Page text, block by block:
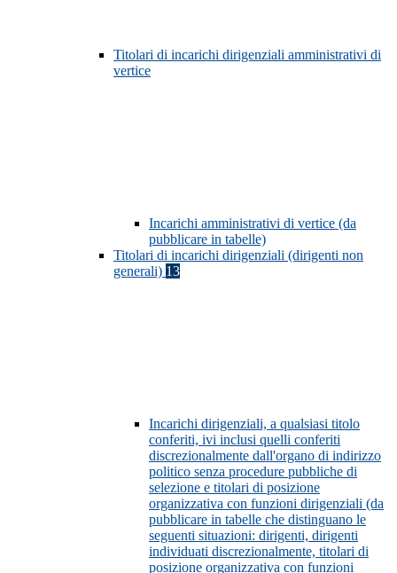
Titolari di incarichi dirigenziali amministrativi di
vertice
Incarichi amministrativi di vertice (da
pubblicare in tabelle)
Titolari di incarichi dirigenziali (dirigenti non
generali) 13
Incarichi dirigenziali, a qualsiasi titolo
conferiti, ivi inclusi quelli conferiti
discrezionalmente dall'organo di indirizzo
politico senza procedure pubbliche di
selezione e titolari di posizione
organizzativa con funzioni dirigenziali (da
pubblicare in tabelle che distinguano le
seguenti situazioni: dirigenti, dirigenti
individuati discrezionalmente, titolari di
posizione organizzativa con funzioni